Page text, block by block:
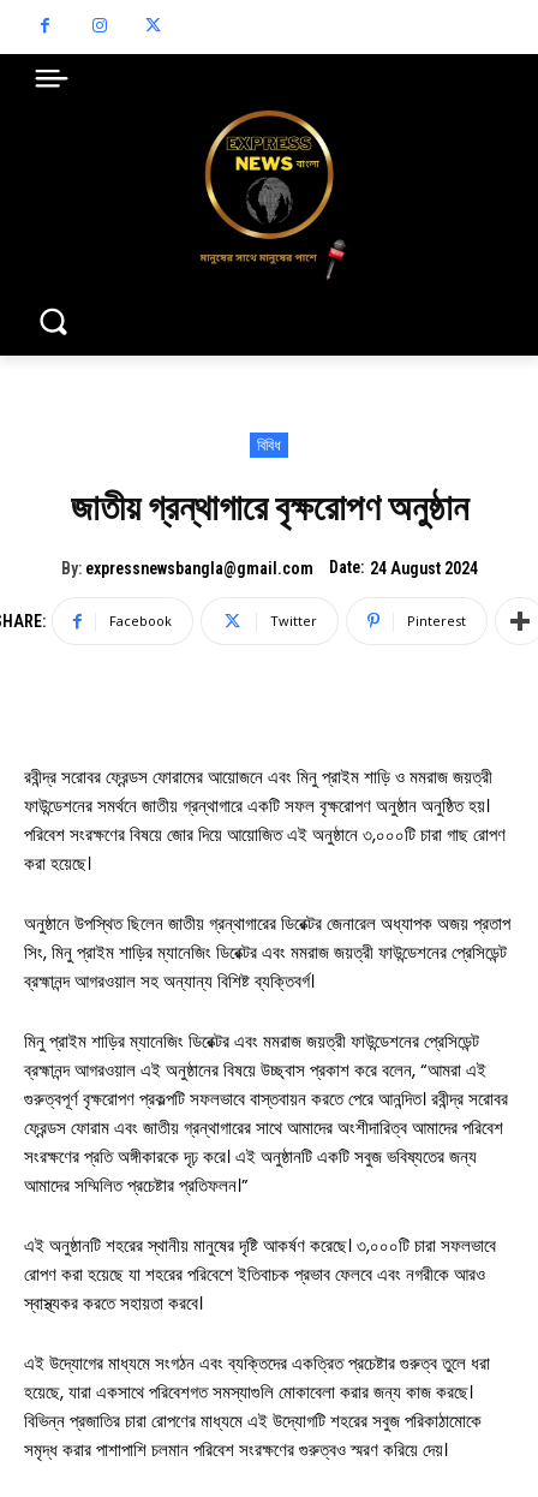
বিবিধ
জাতীয় গ্রন্থাগারে বৃক্ষরোপণ অনুষ্ঠান
By: expressnewsbangla@gmail.com Date: 24 August 2024
Facebook Twitter Pinterest
রবীন্দ্র সরোবর ফ্রেন্ডস ফোরামের আয়োজনে এবং মিনু প্রাইম শাড়ি ও মমরাজ জয়ত্রী
ফাউন্ডেশনের সমর্থনে জাতীয় গ্রন্থাগারে একটি সফল বৃক্ষরোপণ অনুষ্ঠান অনুষ্ঠিত হয়।
পরিবেশ সংরক্ষণের বিষয়ে জোর দিয়ে আয়োজিত এই অনুষ্ঠানে ৩,০০০টি চারা গাছ রোপণ
করা হয়েছে।
অনুষ্ঠানে উপস্থিত ছিলেন জাতীয় গ্রন্থাগারের ডিরেক্টর জেনারেল অধ্যাপক অজয় প্রতাপ
সিং, মিনু প্রাইম শাড়ির ম্যানেজিং ডিরেক্টর এবং মমরাজ জয়ত্রী ফাউন্ডেশনের প্রেসিডেন্ট
ব্রহ্মানন্দ আগরওয়াল সহ অন্যান্য বিশিষ্ট ব্যক্তিবর্গ।
মিনু প্রাইম শাড়ির ম্যানেজিং ডিরেক্টর এবং মমরাজ জয়ত্রী ফাউন্ডেশনের প্রেসিডেন্ট
ব্রহ্মানন্দ আগরওয়াল এই অনুষ্ঠানের বিষয়ে উচ্ছ্বাস প্রকাশ করে বলেন, “আমরা এই
গুরুত্বপূর্ণ বৃক্ষরোপণ প্রকল্পটি সফলভাবে বাস্তবায়ন করতে পেরে আনন্দিত। রবীন্দ্র সরোবর
ফ্রেন্ডস ফোরাম এবং জাতীয় গ্রন্থাগারের সাথে আমাদের অংশীদারিত্ব আমাদের পরিবেশ
সংরক্ষণের প্রতি অঙ্গীকারকে দৃঢ় করে। এই অনুষ্ঠানটি একটি সবুজ ভবিষ্যতের জন্য
আমাদের সম্মিলিত প্রচেষ্টার প্রতিফলন।”
এই অনুষ্ঠানটি শহরের স্থানীয় মানুষের দৃষ্টি আকর্ষণ করেছে। ৩,০০০টি চারা সফলভাবে
রোপণ করা হয়েছে যা শহরের পরিবেশে ইতিবাচক প্রভাব ফেলবে এবং নগরীকে আরও
স্বাস্থ্যকর করতে সহায়তা করবে।
এই উদ্যোগের মাধ্যমে সংগঠন এবং ব্যক্তিদের একত্রিত প্রচেষ্টার গুরুত্ব তুলে ধরা
হয়েছে, যারা একসাথে পরিবেশগত সমস্যাগুলি মোকাবেলা করার জন্য কাজ করছে।
বিভিন্ন প্রজাতির চারা রোপণের মাধ্যমে এই উদ্যোগটি শহরের সবুজ পরিকাঠামোকে
সমৃদ্ধ করার পাশাপাশি চলমান পরিবেশ সংরক্ষণের গুরুত্বও স্মরণ করিয়ে দেয়।